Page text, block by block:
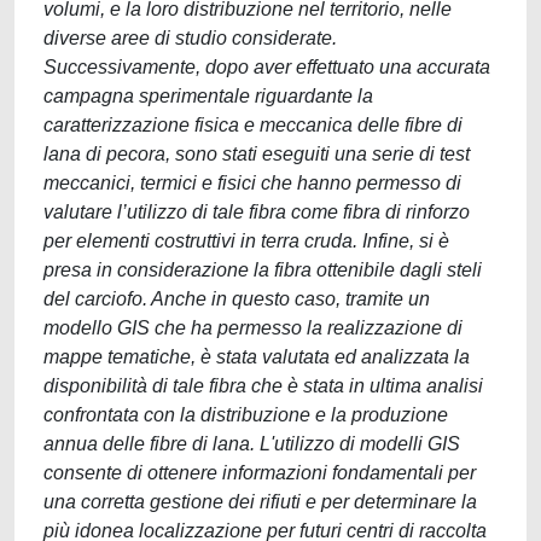
volumi, e la loro distribuzione nel territorio, nelle
diverse aree di studio considerate.
Successivamente, dopo aver effettuato una accurata
campagna sperimentale riguardante la
caratterizzazione fisica e meccanica delle fibre di
lana di pecora, sono stati eseguiti una serie di test
meccanici, termici e fisici che hanno permesso di
valutare l’utilizzo di tale fibra come fibra di rinforzo
per elementi costruttivi in terra cruda. Infine, si è
presa in considerazione la fibra ottenibile dagli steli
del carciofo. Anche in questo caso, tramite un
modello GIS che ha permesso la realizzazione di
mappe tematiche, è stata valutata ed analizzata la
disponibilità di tale fibra che è stata in ultima analisi
confrontata con la distribuzione e la produzione
annua delle fibre di lana. L'utilizzo di modelli GIS
consente di ottenere informazioni fondamentali per
una corretta gestione dei rifiuti e per determinare la
più idonea localizzazione per futuri centri di raccolta